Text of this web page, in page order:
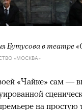
Бутусова в театре
«МОСКВА»
«Чайке» сам —
на простую